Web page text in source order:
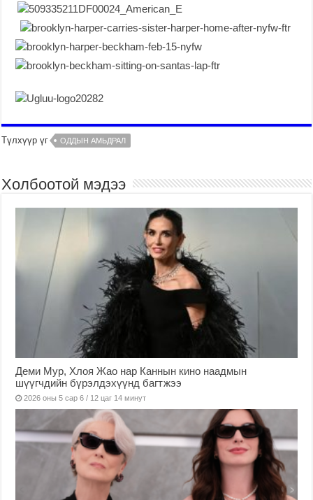
Түлхүүр үг ОДДЫН АМЬДРАЛ
Холбоотой мэдээ
Деми Мур, Хлоя Жао нар Каннын кино наадмын
шүүгчдийн бүрэлдэхүүнд багтжээ
2026 оны 5 сар 6 / 12 цаг 14 минут